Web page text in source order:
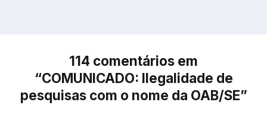
114 comentários em
“COMUNICADO: Ilegalidade de
pesquisas com o nome da OAB/SE”